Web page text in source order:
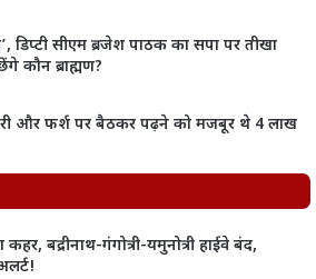
डिप्टी सीएम ब्रजेश पाठक का सपा पर तीखा
कौन ब्राह्मण?
और फर्श पर बैठकर पढ़ने को मजबूर थे 4 लाख
बद्रीनाथ-गंगोत्री-यमुनोत्री हाईवे बंद,